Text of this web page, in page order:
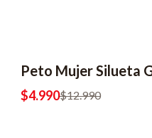
-62% OFF
2x6990
Peto Mujer Silueta
$4.990$12.990